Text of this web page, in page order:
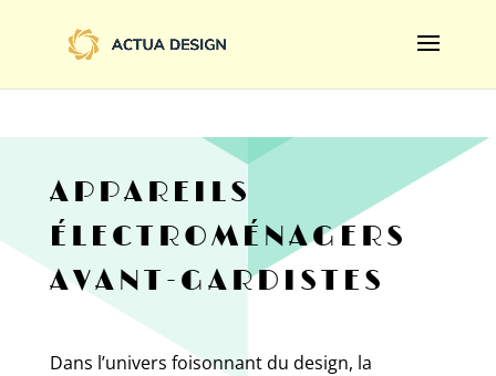
family=Limelight&display=swap');
APPAREILS
ÉLECTROMÉNAGERS
AVANT-GARDISTES
Dans l’univers foisonnant du design, la